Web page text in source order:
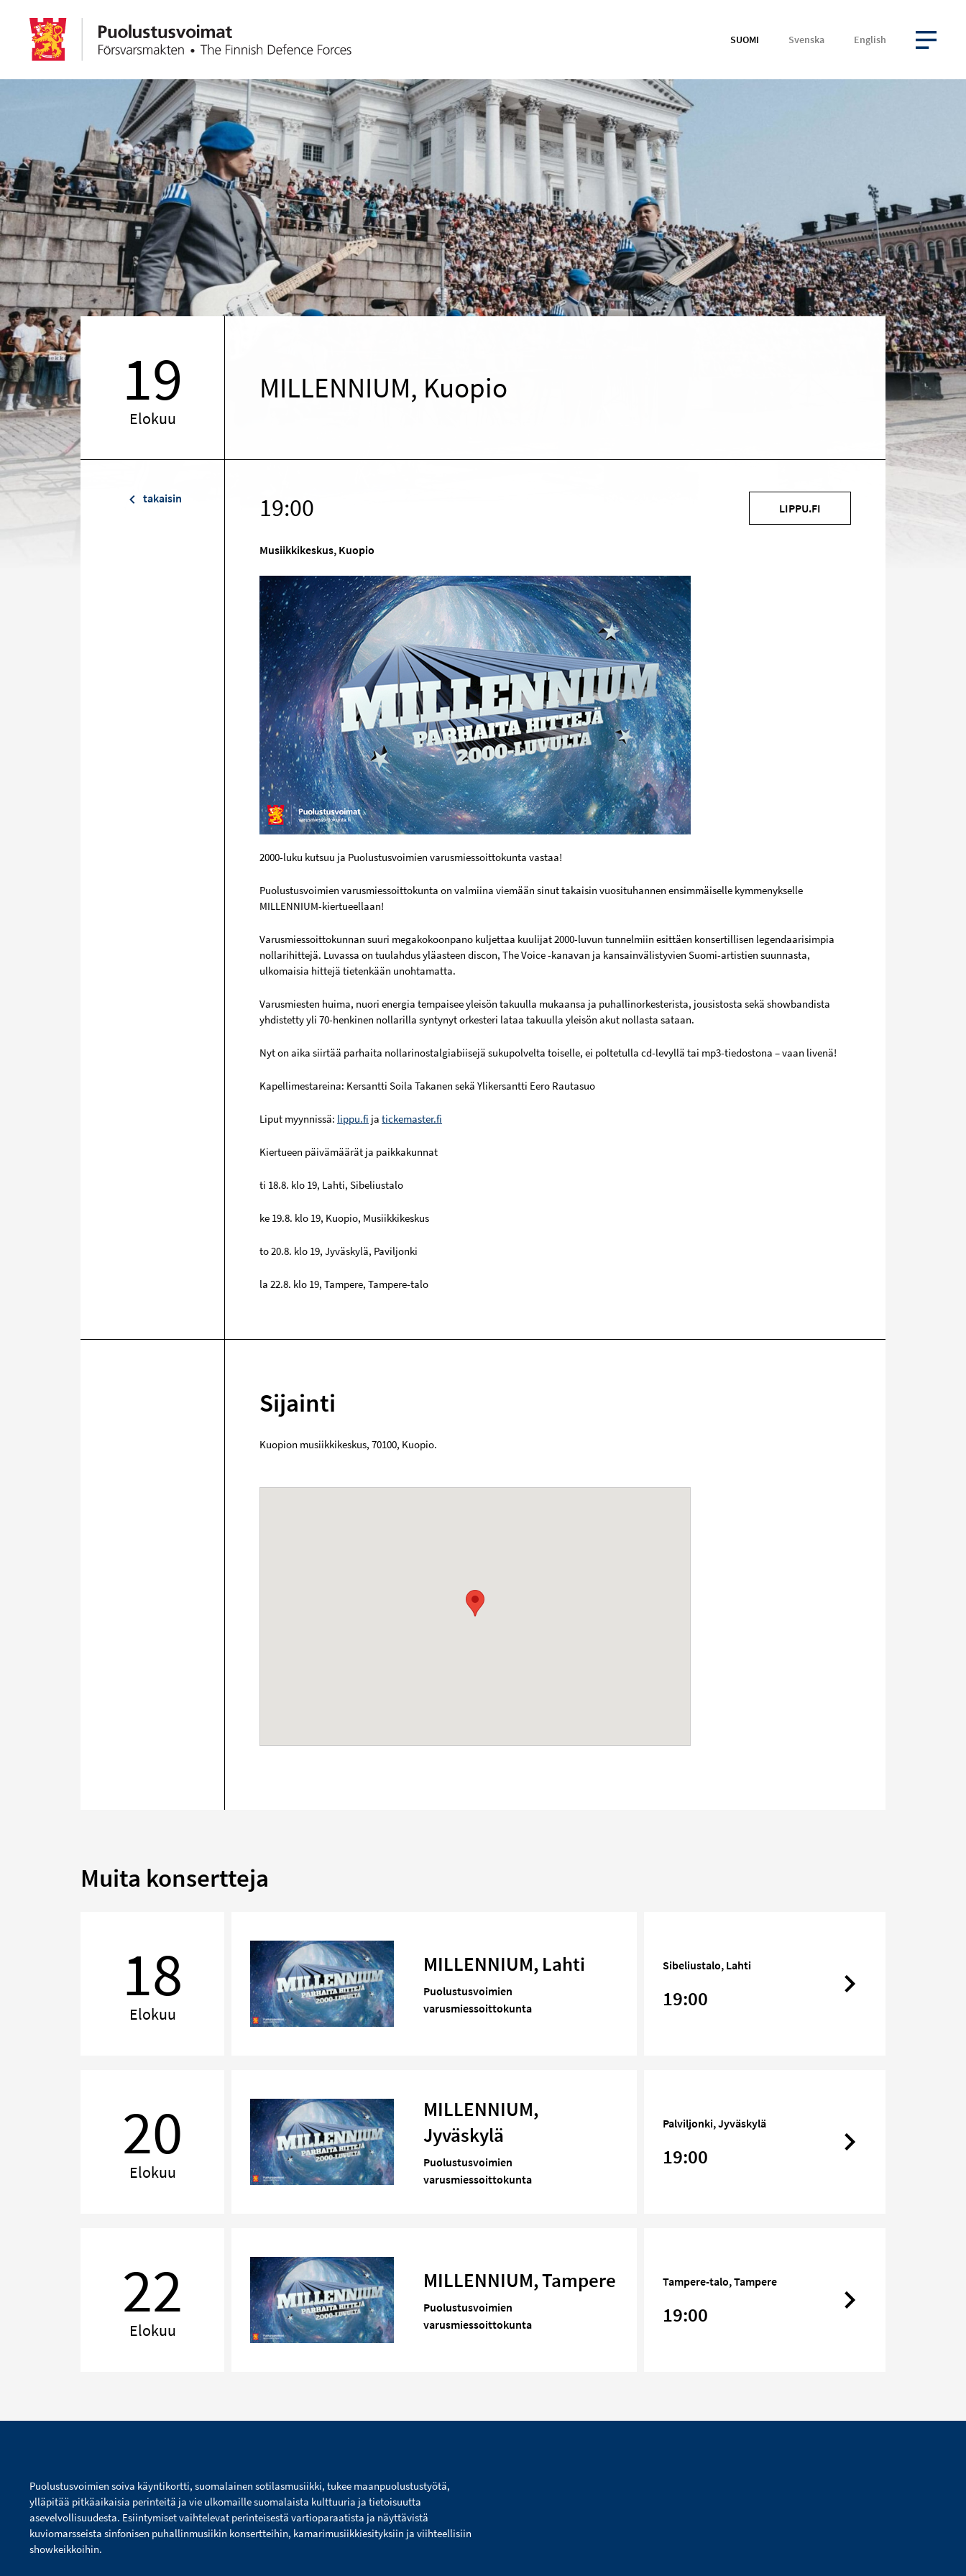
SUOMI Svenska English
AVAA VALIKKO
19
Elokuu
MILLENNIUM, Kuopio
takaisin 19:00
sosiaalisessa
LIPPU.FI
Musiikkikeskus, Kuopio
2000-luku kutsuu ja Puolustusvoimien varusmiessoittokunta vastaa!
Puolustusvoimien varusmiessoittokunta on valmiina viemään sinut takaisin vuosituhannen ensimmäiselle kymmenykselle
MILLENNIUM-kiertueellaan!
Varusmiessoittokunnan suuri megakokoonpano kuljettaa kuulijat 2000-luvun tunnelmiin esittäen konsertillisen legendaarisimpia
nollarihittejä. Luvassa on tuulahdus yläasteen discon, The Voice -kanavan ja kansainvälistyvien Suomi-artistien suunnasta,
ulkomaisia hittejä tietenkään unohtamatta.
Varusmiesten huima, nuori energia tempaisee yleisön takuulla mukaansa ja puhallinorkesterista, jousistosta sekä showbandista
yhdistetty yli 70-henkinen nollarilla syntynyt orkesteri lataa takuulla yleisön akut nollasta sataan.
Nyt on aika siirtää parhaita nollarinostalgiabiisejä sukupolvelta toiselle, ei poltetulla cd-levyllä tai mp3-tiedostona – vaan livenä!
Kapellimestareina: Kersantti Soila Takanen sekä Ylikersantti Eero Rautasuo
Liput myynnissä: lippu.fi ja tickemaster.fi
Kiertueen päivämäärät ja paikkakunnat
ti 18.8. klo 19, Lahti, Sibeliustalo
ke 19.8. klo 19, Kuopio, Musiikkikeskus
to 20.8. klo 19, Jyväskylä, Paviljonki
la 22.8. klo 19, Tampere, Tampere-talo
Sijainti
Kuopion musiikkikeskus, 70100, Kuopio.
Muita konsertteja
18
Elokuu
MILLENNIUM, Lahti
Puolustusvoimien
varusmiessoittokunta
Sibeliustalo, Lahti
19:00
20
Elokuu
MILLENNIUM,
Jyväskylä
Puolustusvoimien
varusmiessoittokunta
Palviljonki, Jyväskylä
19:00
22
Elokuu
MILLENNIUM, Tampere
Puolustusvoimien
varusmiessoittokunta
Tampere-talo, Tampere
19:00
Puolustusvoimien soiva käyntikortti, suomalainen sotilasmusiikki, tukee maanpuolustustyötä,
ylläpitää pitkäaikaisia perinteitä ja vie ulkomaille suomalaista kulttuuria ja tietoisuutta
asevelvollisuudesta. Esiintymiset vaihtelevat perinteisestä vartioparaatista ja näyttävistä
kuviomarsseista sinfonisen puhallinmusiikin konsertteihin, kamarimusiikkiesityksiin ja viihteellisiin
showkeikkoihin.